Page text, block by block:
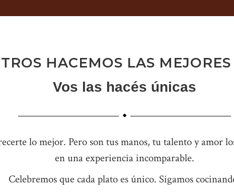
HACEMOS LAS MEJORES
Vos las hacés únicas
lo mejor. Pero son tus manos, tu talento y amor
en una experiencia incomparable.
Celebremos que cada plato es único. Sigamos